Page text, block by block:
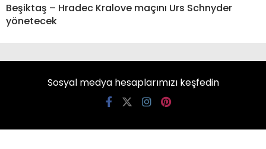
Beşiktaş – Hradec Kralove maçını Urs Schnyder
yönetecek
Sosyal medya hesaplarımızı keşfedin